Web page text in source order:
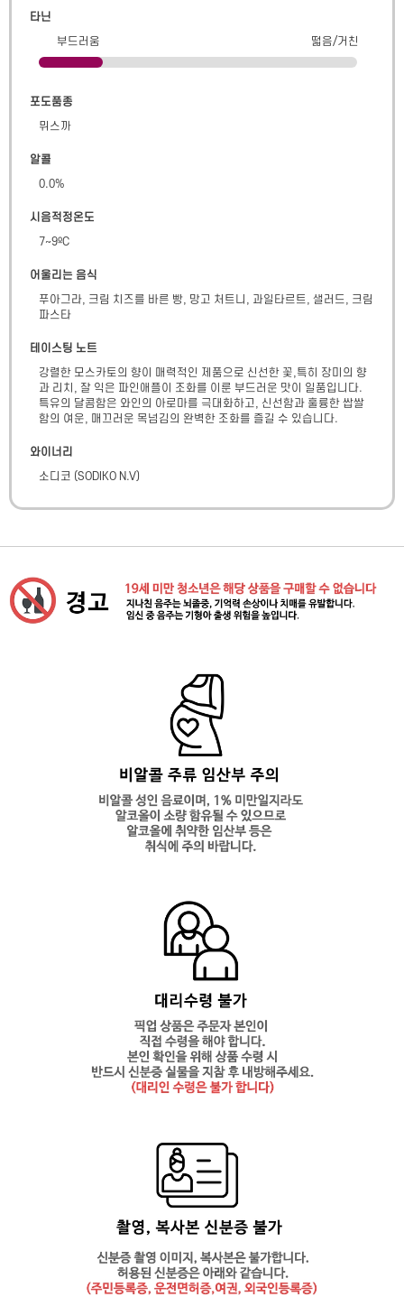
타닌
부드러움
떫음/거친
포도품종
뮈스까
알콜
0.0%
시음적정온도
7~9ºC
어울리는 음식
푸아그라, 크림 치즈를 바른 빵, 망고 처트니, 과일타르트, 샐러드, 크림
파스타
테이스팅 노트
강렬한 모스카토의 향이 매력적인 제품으로 신선한 꽃,특히 장미의 향
과 리치, 잘 익은 파인애플이 조화를 이룬 부드러운 맛이 일품입니다.
특유의 달콤함은 와인의 아로마를 극대화하고, 신선함과 훌륭한 쌉쌀
함의 여운, 매끄러운 목넘김의 완벽한 조화를 즐길 수 있습니다.
와이너리
소디코 (SODIKO N.V)